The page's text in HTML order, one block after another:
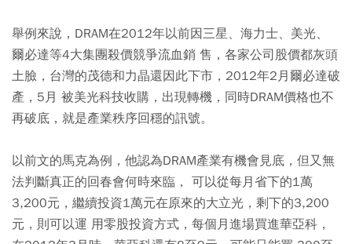
舉例來說，DRAM在2012年以前因三星、海力士、美光、
爾必達等4大集團殺價競爭流血銷 售，各家公司股價都灰頭
土臉，台灣的茂德和力晶還因此下市，2012年2月爾必達破
產，5月 被美光科技收購，出現轉機，同時DRAM價格也不
再破底，就是產業秩序回穩的訊號。
以前文的馬克為例，他認為DRAM產業有機會見底，但又無
法判斷真正的回春會何時來臨， 可以從每月省下的1萬
3,200元，繼續投資1萬元在原來的大立光，剩下的3,200
元，則可以運 用零股投資方式，每個月進場買進華亞科，